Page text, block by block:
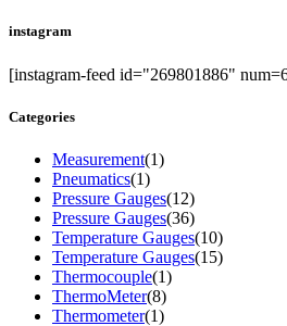
instagram
[instagram-feed id="269801886"
Categories
Measurement(1)
Pneumatics(1)
Pressure Gauges(12)
Pressure Gauges(36)
Temperature Gauges(10)
Temperature Gauges(15)
Thermocouple(1)
ThermoMeter(8)
Thermometer(1)